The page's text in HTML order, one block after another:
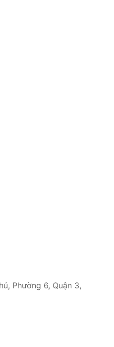
Phường 6, Quận 3,